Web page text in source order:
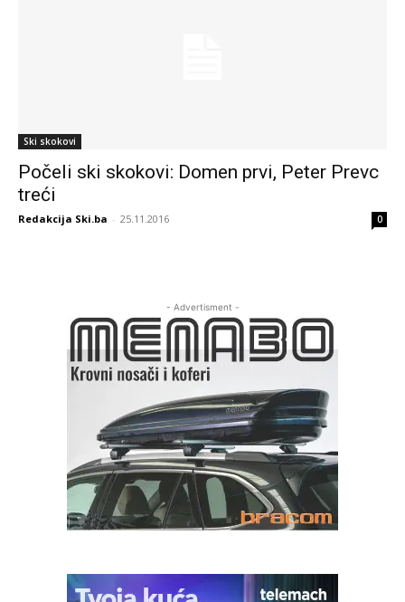
Ski skokovi
Počeli ski skokovi: Domen prvi, Peter Prevc
treći
Redakcija Ski.ba - 25.11.2016 0
- Advertisment -